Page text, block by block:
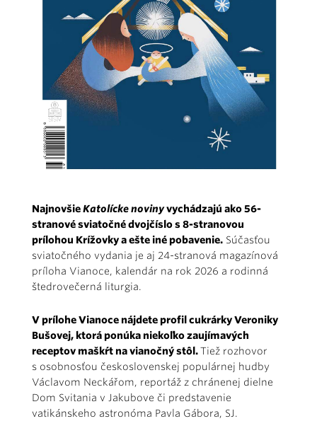
NajnovšieKatolícke novinyvychádzajú ako 56-
stranové sviatočné dvojčíslo s 8-stranovou
prílohou Krížovky a ešte iné pobavenie. Súčasťou
sviatočného vydania je aj 24-stranová magazínová
príloha Vianoce, kalendár na rok 2026 a rodinná
štedrovečerná liturgia.
V prílohe Vianoce nájdete profil cukrárky Veroniky
Bušovej, ktorá ponúka niekoľko zaujímavých
receptov maškŕt na vianočný stôl.Tiež rozhovor
s osobnosťou československej populárnej hudby
Václavom Neckářom, reportáž z chránenej dielne
Dom Svitania v Jakubove či predstavenie
vatikánskeho astronóma Pavla Gábora, SJ.